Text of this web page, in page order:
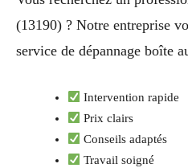
(13190) ? Notre entreprise
service de dépannage boîte
Intervention rapide
Prix clairs
Conseils adaptés
Travail soigné